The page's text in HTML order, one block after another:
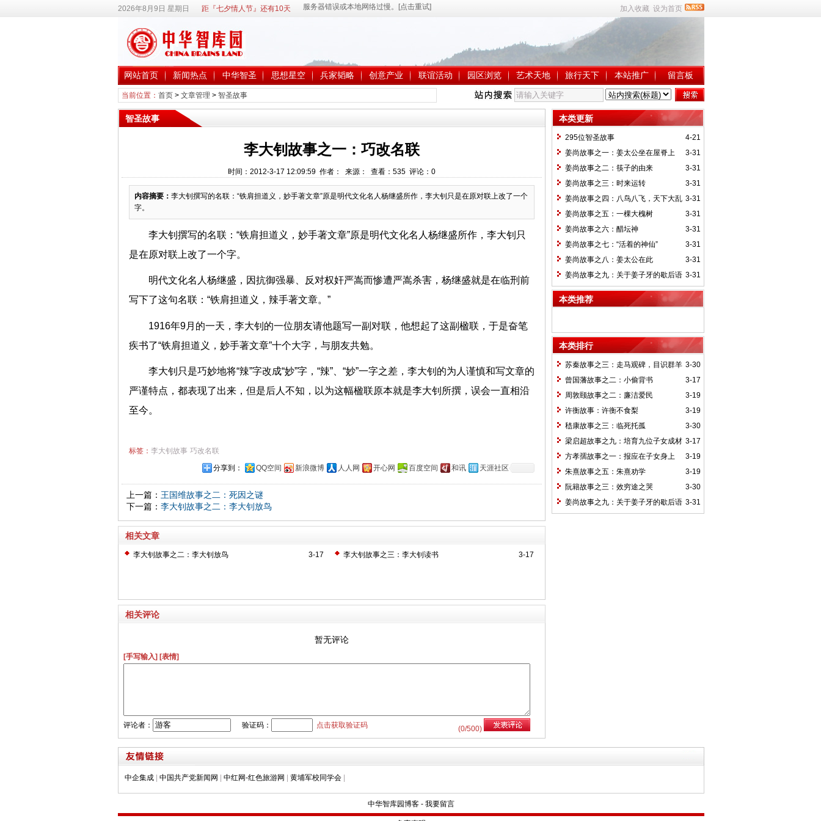
2026年8月9日 星期日 距『七夕情人节』还有10天 加入收藏 设为首页
网站首页 新闻热点 中华智圣 思想星空 兵家韬略 创意产业 联谊活动 园区浏览 艺术天地 旅行天下 本站推广 留言板
当前位置： 首页> 文章管理 > 智圣故事
智圣故事
李大钊故事之一：巧改名联
时间：2012-3-17 12:09:59 作者： 来源： 查看： 535评论： 0
内容摘要： 李大钊撰写的名联：“铁肩担道义，妙手著文章”原是明代文化名人杨继盛所作，李大钊只是在原对联上改了一个
字。
李大钊撰写的名联：“铁肩担道义，妙手著文章”原是明代文化名人杨继盛所作，李大钊只
是在原对联上改了一个字。
明代文化名人杨继盛，因抗御强暴、反对权奸严嵩而惨遭严嵩杀害，杨继盛就是在临刑前
写下了这句名联：“铁肩担道义，辣手著文章。”
1916年9月的一天，李大钊的一位朋友请他题写一副对联，他想起了这副楹联，于是奋笔
疾书了“铁肩担道义，妙手著文章”十个大字，与朋友共勉。
李大钊只是巧妙地将“辣”字改成“妙”字，“辣”、“妙”一字之差，李大钊的为人谨慎和写文章的
严谨特点，都表现了出来，但是后人不知，以为这幅楹联原本就是李大钊所撰，误会一直相沿
至今。
标签： 李大钊故事 巧改名联
分享到：
QQ空间 新浪微博 人人网 开心网 百度空间 和讯 天涯社区
上一篇： 王国维故事之二：死因之谜
下一篇： 李大钊故事之二：李大钊放鸟
相关文章
3-17
李大钊故事之二：李大钊放鸟 3-17
李大钊故事之三：李大钊读书
相关评论
暂无评论
[手写输入] [表情]
(0/500)
评论者： 验证码： 点击获取验证码
本类更新
4-21
295位智圣故事
3-31
姜尚故事之一：姜太公坐在屋脊上
3-31
姜尚故事之二：筷子的由来
3-31
姜尚故事之三：时来运转
3-31
姜尚故事之四：八鸟八飞，天下大乱
3-31
姜尚故事之五：一棵大槐树
3-31
姜尚故事之六：醋坛神
3-31
姜尚故事之七：“活着的神仙”
3-31
姜尚故事之八：姜太公在此
3-31
姜尚故事之九：关于姜子牙的歇后语
本类推荐
本类排行
3-30
苏秦故事之三：走马观碑，目识群羊
3-17
曾国藩故事之二：小偷背书
3-19
周敦颐故事之二：廉洁爱民
3-19
许衡故事：许衡不食梨
3-30
嵇康故事之三：临死托孤
3-17
梁启超故事之九：培育九位子女成材
的神奇“小妾”——王桂荃
3-19
方孝孺故事之一：报应在子女身上
3-19
朱熹故事之五：朱熹劝学
3-30
阮籍故事之三：效穷途之哭
3-31
姜尚故事之九：关于姜子牙的歇后语
中企集成 | 中国共产党新闻网 | 中红网-红色旅游网 | 黄埔军校同学会 |
中华智库园博客- 我要留言